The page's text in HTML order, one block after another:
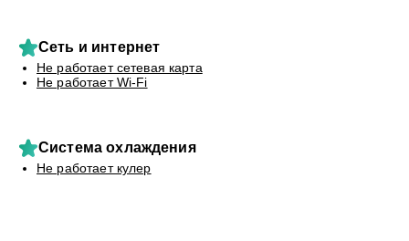
Сеть и интернет
Не работает сетевая карта
Не работает Wi-Fi
Система охлаждения
Не работает кулер